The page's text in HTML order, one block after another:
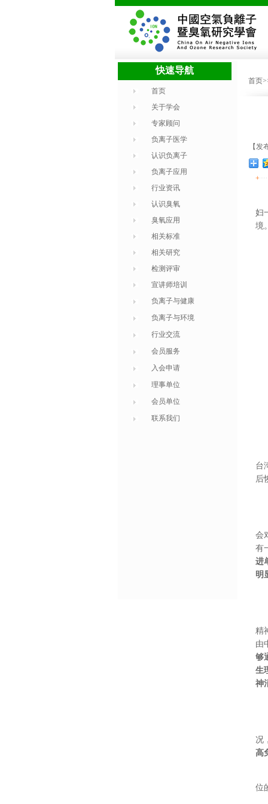
快速导航
首页
关于学会
专家顾问
负离子医学
认识负离子
负离子应用
行业资讯
认识臭氧
臭氧应用
相关标准
相关研究
检测评审
宣讲师培训
负离子与健康
负离子与环境
行业交流
会员服务
入会申请
理事单位
会员单位
联系我们
首页
【发
+
妇
境
台
后
会
有
进
明
精
由
够
生
神
况
高
位